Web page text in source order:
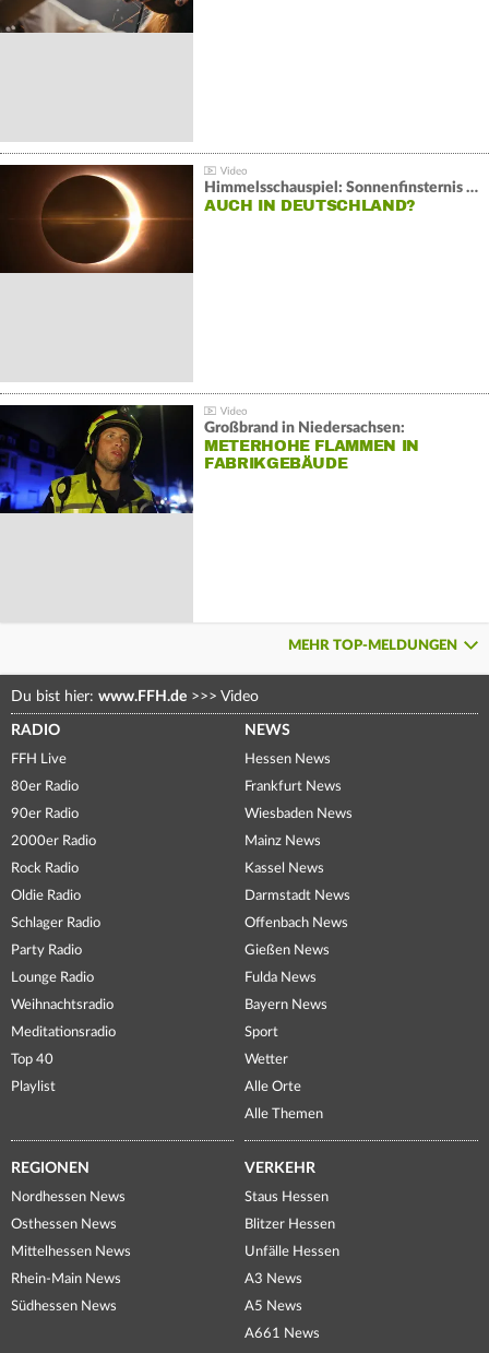
Himmelsschauspiel: Sonnenfinsternis über Spanien
AUCH IN DEUTSCHLAND?
Großbrand in Niedersachsen:
METERHOHE FLAMMEN IN
FABRIKGEBÄUDE
MEHR TOP-MELDUNGEN
Du bist hier: www.FFH.de >>> Video
RADIO
FFH Live
80er Radio
90er Radio
2000er Radio
Rock Radio
Oldie Radio
Schlager Radio
Party Radio
Lounge Radio
Weihnachtsradio
Meditationsradio
Top 40
Playlist
NEWS
Hessen News
Frankfurt News
Wiesbaden News
Mainz News
Kassel News
Darmstadt News
Offenbach News
Gießen News
Fulda News
Bayern News
Sport
Wetter
Alle Orte
Alle Themen
REGIONEN
Nordhessen News
Osthessen News
Mittelhessen News
Rhein-Main News
Südhessen News
VERKEHR
Staus Hessen
Blitzer Hessen
Unfälle Hessen
A3 News
A5 News
A661 News